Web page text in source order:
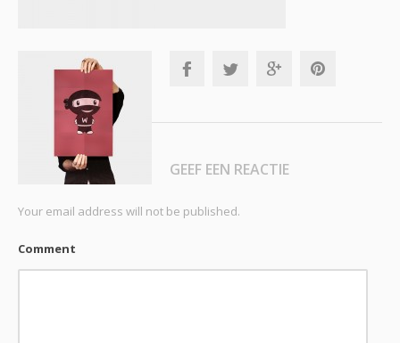
GEEF EEN REACTIE
Your email address will not be published.
Comment